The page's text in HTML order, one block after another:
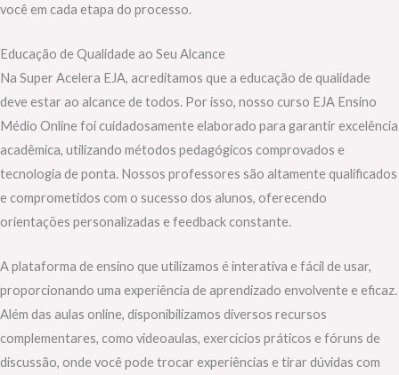
você em cada etapa do processo.
Educação de Qualidade ao Seu Alcance
Na Super Acelera EJA, acreditamos que a educação de qualidade
deve estar ao alcance de todos. Por isso, nosso curso EJA Ensino
Médio Online foi cuidadosamente elaborado para garantir excelência
acadêmica, utilizando métodos pedagógicos comprovados e
tecnologia de ponta. Nossos professores são altamente qualificados
e comprometidos com o sucesso dos alunos, oferecendo
orientações personalizadas e feedback constante.
A plataforma de ensino que utilizamos é interativa e fácil de usar,
proporcionando uma experiência de aprendizado envolvente e eficaz.
Além das aulas online, disponibilizamos diversos recursos
complementares, como videoaulas, exercícios práticos e fóruns de
discussão, onde você pode trocar experiências e tirar dúvidas com